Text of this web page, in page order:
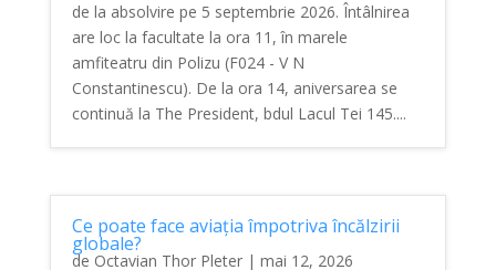
de la absolvire pe 5 septembrie 2026. Întâlnirea
are loc la facultate la ora 11, în marele
amfiteatru din Polizu (F024 - V N
Constantinescu). De la ora 14, aniversarea se
continuă la The President, bdul Lacul Tei 145....
Ce poate face aviația împotriva încălzirii
globale?
de Octavian Thor Pleter| mai 12, 2026